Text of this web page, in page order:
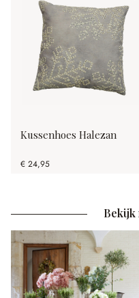
Kussenhoes Halezan
€ 24,95
Bekijk